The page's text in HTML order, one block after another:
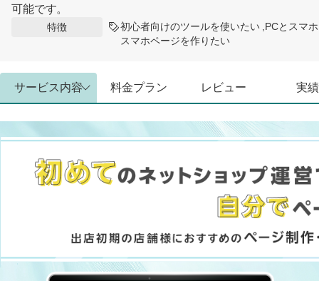
可能です。
特徴 初心者向けのツールを使いたい PCとスマ
スマホページを作りたい
サービス内容 料金プラン レビュー 実績